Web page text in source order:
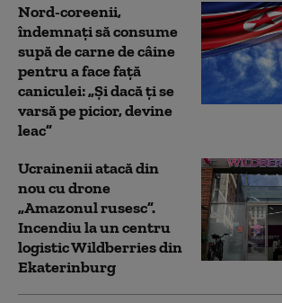
Nord-coreenii,
îndemnaţi să consume
supă de carne de câine
pentru a face față
caniculei: „Și dacă ţi se
varsă pe picior, devine
leac”
Ucrainenii atacă din
nou cu drone
„Amazonul rusesc”.
Incendiu la un centru
logistic Wildberries din
Ekaterinburg